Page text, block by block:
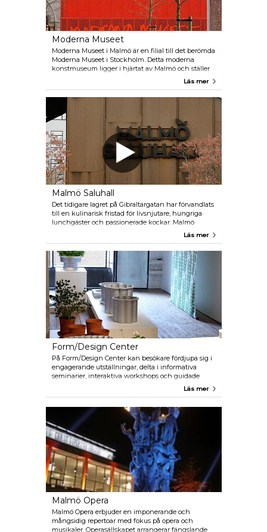
tillstånd. 1991 slog Ebbas hus upp sina dörrar som ett
hembygdsmuseum. Museet är en del av Malmös
rika kulturarv och erbjuder besökare en inblick i
hur det var att leva i staden för över hundra år
sedan.
Moderna Museet
Moderna Museet i Malmö är en filial till det berömda
Moderna Museet i Stockholm. Detta moderna
konstmuseum ligger i hjärtat av Malmö och ställer
ut ett varierat utbud av samtida konstverk. Den
elcentral från år 1900 och erbjuder en arkitektonisk
Läs mer
Malmö Saluhall
Det tidigare lagret på Gibraltargatan har förvandlats
till en kulinarisk fristad för livsnjutare, hungriga
lunchgäster och passionerade kockar. Malmö
Saluhall är en självklar destination för dig som
närproducerade varor och ta med hem. Du hittar
också vackra blomsterarrangemang, fantastiska
hantverk och unika skandinaviska
designprodukter.
Läs mer
Form/Design Center
På Form/Design Center kan besökare fördjupa sig i
engagerande utställningar, delta i informativa
seminarier, interaktiva workshops och guidade
turer inom arkitektur, design och hantverk.Läs mer
Malmö Opera
Malmö Opera erbjuder en imponerande och
mångsidig repertoar med fokus på opera och
musikaler. Operasällskapet arrangerar fängslande